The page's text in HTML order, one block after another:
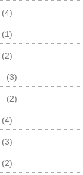
(4)
(1)
(2)
(3)
(2)
(4)
(3)
(2)